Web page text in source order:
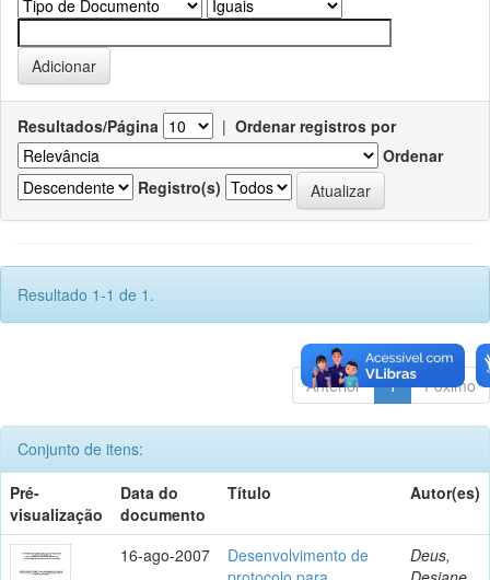
Resultados/Página | Ordenar registros por
Ordenar
Registro(s)
Resultado 1-1 de 1.
Anterior 1 Póximo
Conjunto de itens:
Pré-
visualização
Data do
documento
Título Autor(es)
16-ago-2007
Desenvolvimento de
Deus,